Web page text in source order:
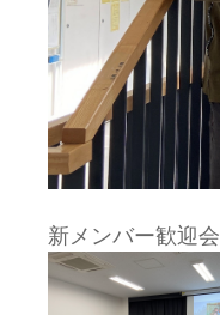
新メンバー歓迎会